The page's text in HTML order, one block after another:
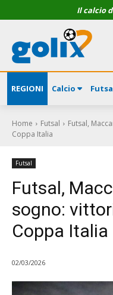
Il calcio
REGIONI Calcio
Home Futsal
Futsal,
Coppa Italia
Futsal
Futsal,
sogno:
Coppa Italia
02/03/2026